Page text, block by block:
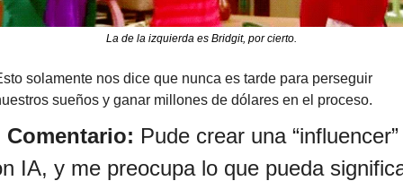
La de la izquierda es Bridgit, por cierto.
solamente nos dice que nunca es tarde para perseguir
sueños y ganar millones de dólares en el proceso.
Comentario: Pude crear una “influencer”
IA, y me preocupa lo que pueda